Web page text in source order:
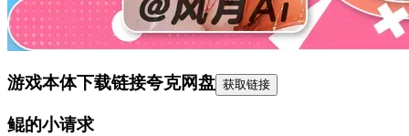
游戏本体下载链接夸克网盘 获取链接
鲲的小请求